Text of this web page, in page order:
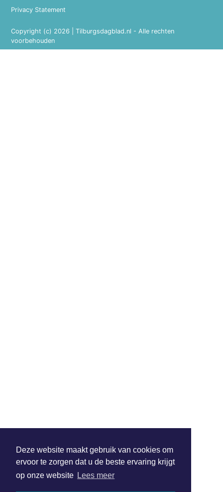
Deze website maakt gebruik van cookies om
ervoor te zorgen dat u de beste ervaring krijgt
op onze website Lees meer
Copyright (c) 2026 | Tilburgsdagblad.nl - Alle rechten
voorbehouden
Privacy Statement